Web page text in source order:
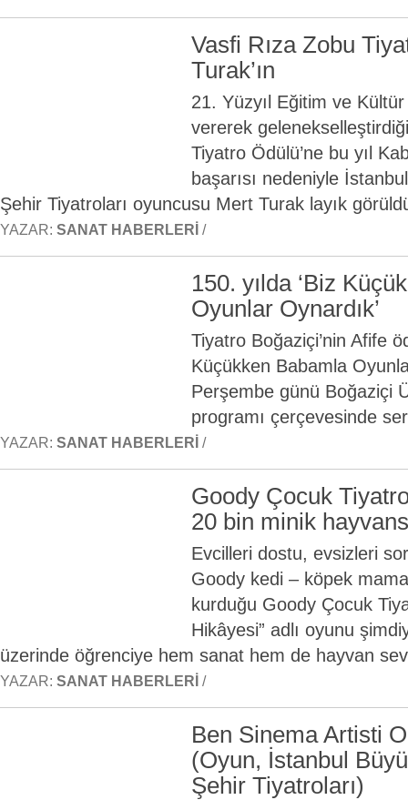
Vasfi Rıza Zobu
Turak’ın
21. Yüzyıl Eğitim ve Kültür
vererek
Tiyatro Ödülü’ne bu yıl
başarısı nedeniyle
Şehir Tiyatroları oyuncusu Mert Turak layık
YAZAR: SANAT HABERLERI /
150. yılda ‘Biz
Oyunlar Oynardık’
Tiyatro Boğaziçi’nin Afife
Küçükken Babamla
Perşembe günü Boğaziçi
programı çerçevesinde
YAZAR: SANAT HABERLERI /
Goody Çocuk
20 bin minik
Evcilleri dostu, evsizleri
Goody kedi – köpek
kurduğu Goody Çocuk
Hikâyesi” adlı oyunu
üzerinde öğrenciye hem sanat hem de hayvan
YAZAR: SANAT HABERLERI /
Ben Sinema Artisti
(Oyun, İstanbul
Şehir Tiyatroları)